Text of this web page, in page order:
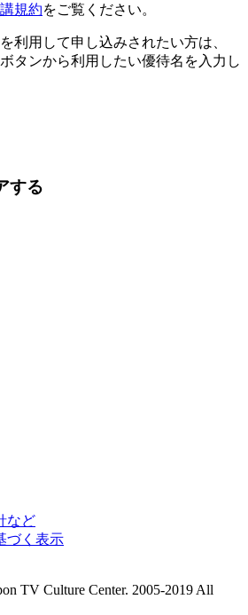
規約をご覧ください。
利用して申し込みされたい方は、
タンから利用したい優待名を入力し
する
など
づく表示
TV Culture Center. 2005-2019 All